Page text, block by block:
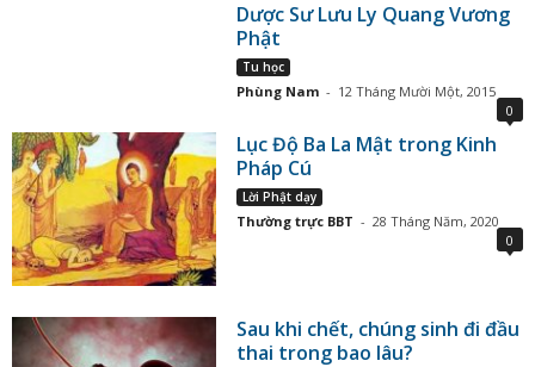
Dược Sư Lưu Ly Quang Vương
Phật
Tu học
Phùng Nam - 12 Tháng Mười Một, 2015
0
Lục Độ Ba La Mật trong Kinh
Pháp Cú
Lời Phật dạy
Thường trực BBT - 28 Tháng Năm, 2020
0
Sau khi chết, chúng sinh đi đầu
thai trong bao lâu?